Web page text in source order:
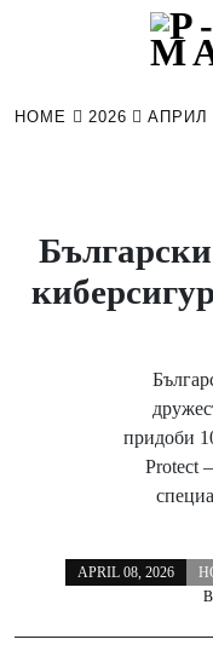
HOME 2026 АПРИЛ
придоби
Protect
APRIL 08, 2026